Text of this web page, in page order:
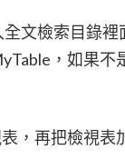
文檢索目錄
，如果不
，再把檢視表